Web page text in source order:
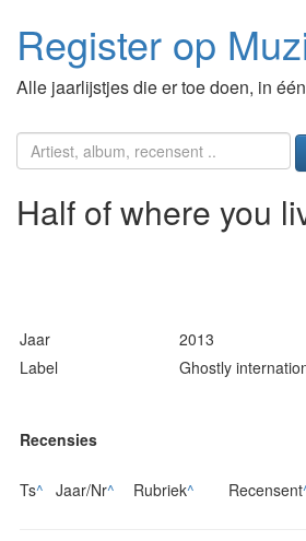
Register op
Alle jaarlijstjes die er toe doen, in
Half of where you
Jaar
2013
Label
Ghostly
Recensies
Ts^ Jaar/Nr^ Rubriek^ Recensent